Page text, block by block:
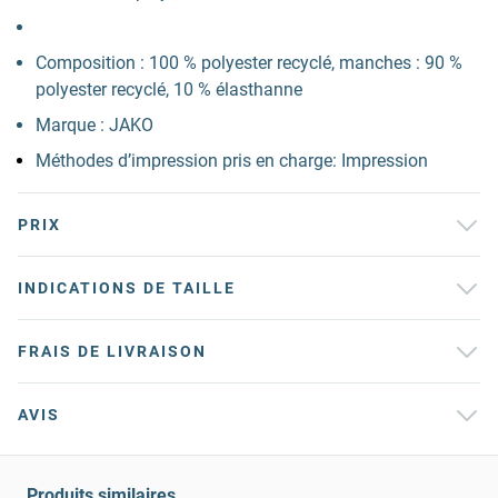
Composition : 100 % polyester recyclé, manches : 90 %
polyester recyclé, 10 % élasthanne
Marque : JAKO
Méthodes d’impression pris en charge: Impression
PRIX
INDICATIONS DE TAILLE
FRAIS DE LIVRAISON
AVIS